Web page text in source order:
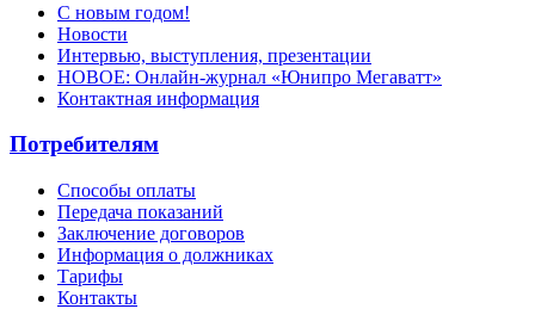
С новым годом!
Новости
Интервью, выступления, презентации
НОВОЕ: Онлайн-журнал «Юнипро Мегаватт»
Контактная информация
Потребителям
Способы оплаты
Передача показаний
Заключение договоров
Информация о должниках
Тарифы
Контакты